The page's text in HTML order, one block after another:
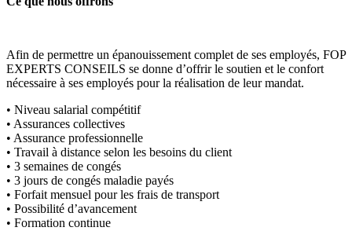
Afin de permettre un épanouissement complet de ses employés, FOP
EXPERTS CONSEILS se donne d’offrir le soutien et le confort
nécessaire à ses employés pour la réalisation de leur mandat.
• Niveau salarial compétitif
• Assurances collectives
• Assurance professionnelle
• Travail à distance selon les besoins du client
• 3 semaines de congés
• 3 jours de congés maladie payés
• Forfait mensuel pour les frais de transport
• Possibilité d’avancement
• Formation continue